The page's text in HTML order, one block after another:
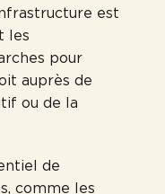
est
les
pour
auprès de
ou de la
de
comme les